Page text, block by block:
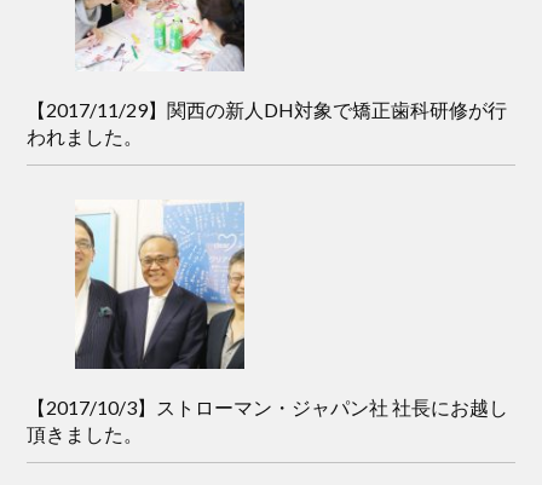
【2017/11/29】関西の新人DH対象で矯正歯科研修が行
われました。
【2017/10/3】ストローマン・ジャパン社 社長にお越し
頂きました。